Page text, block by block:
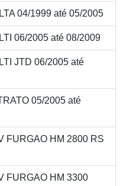
04/1999 até 05/2005
06/2005 até 08/2009
JTD 06/2005 até
05/2005 até
FURGAO HM 2800 RS
FURGAO HM 3300